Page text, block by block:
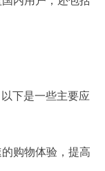
下是一些主要应
购物体验，提高